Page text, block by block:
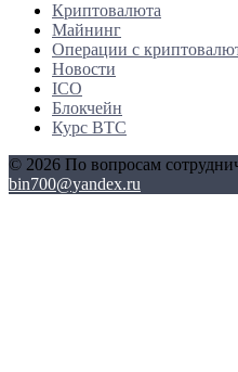
Криптовалюта
Майнинг
Операции с
Новости
ICO
Блокчейн
Курс BTC
© 2026 По вопросам
bin700@yandex.ru